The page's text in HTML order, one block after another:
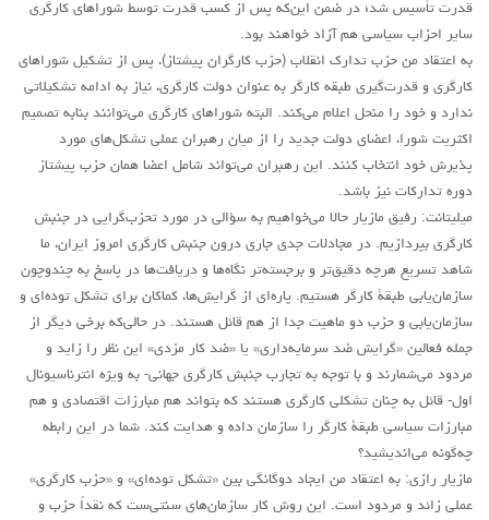
قدرت تأسیس شد؛ در ضمن این‌که پس از کسب قدرت توسط شوراهای کارگری
سایر احزاب سیاسی هم آزاد خواهند بود.
به اعتقاد من حزب تدارک انقلاب (حزب کارگران پیشتاز)، پس از تشکیل شوراهای
کارگری و قدرت‌گیری طبقه کارگر به عنوان دولت کارگری، نیاز به ادامه تشکیلاتی
ندارد و خود را منحل اعلام می‌کند. البته شوراهای کارگری می‌توانند بنابه تصمیم
اکثریت شورا، اعضای دولت جدید را از میان رهبران عملی تشکل‌های مورد
پذیرش خود انتخاب کنند. این رهبران می‌تواند شامل اعضا همان حزب پیشتاز
دوره تدارکات نیز باشد.
میلیتانت: رفیق مازیار حالا می‌خواهیم به سؤالی در مورد تحزب‌گرایی در جنبش
کارگری بپردازیم. در مجادلات جدی جاری درون جنبش کارگری امروز ايران، ما
شاهد تسریع هرچه دقيق‌تر و برجسته‌تر نگاه‌ها و دريافت‌ها در پاسخ به چندوچون
سازمان‌يابی طبقۀ کارگر هستيم. پاره‌ای از گرايش‌ها، کماکان برای تشکل توده‌ای و
سازمان‌يابی و حزب دو ماهیت جدا از هم قائل هستند. در حالی‌که برخی دیگر از
جمله فعالين «گرايش ضد سرمايه‌داری» يا «ضد کار مزدی» اين نظر را زايد و
مردود می‌شمارند و با توجه به تجارب جنبش کارگری جهانی- به ويژه انترناسيونال
اول- قائل به چنان تشکلی کارگری هستند که بتواند هم مبارزات اقتصادی و هم
مبارزات سياسی طبقۀ کارگر را سازمان داده و هدايت کند. شما در اين رابطه
چه‌گونه می‌انديشيد؟
مازیار رازی: به اعتقاد من ایجاد دوگانگی بین «تشکل توده‌ای» و «حزب کارگری»
عملی زائد و مردود است. این روش کارِ سازمان‌های سنتی‌ست که نقداً حزب و